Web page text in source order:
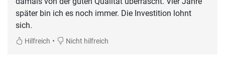
später bin ich es noch immer. Die Investition lohnt
sich.
Hilfreich • Nicht hilfreich